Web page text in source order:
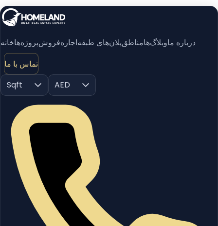
خانهپروژه‌هافروشاجارهپلان‌های طبقهمناطقوبلاگ‌هادرباره ما
تماس با ما
Sqft
AED